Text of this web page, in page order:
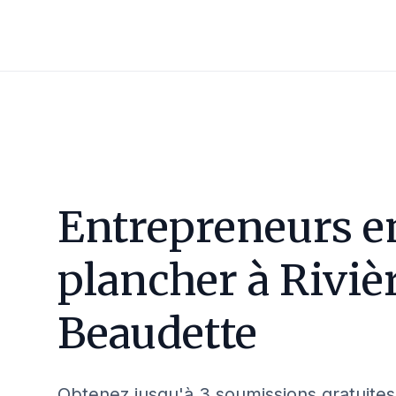
Entrepreneurs
plancher à
Beaudette